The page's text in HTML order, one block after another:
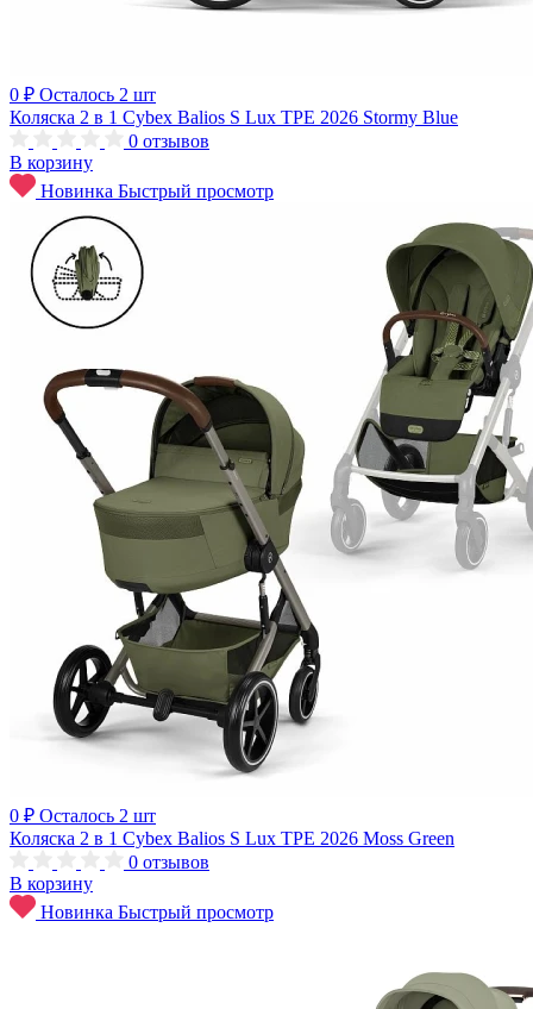
0 ₽ Осталось 2 шт
Коляска 2 в 1 Cybex Balios S Lux TPE 2026 Stormy Blue
0 отзывов
В корзину
Новинка Быстрый просмотр
0 ₽ Осталось 2 шт
Коляска 2 в 1 Cybex Balios S Lux TPE 2026 Moss Green
0 отзывов
В корзину
Новинка Быстрый просмотр